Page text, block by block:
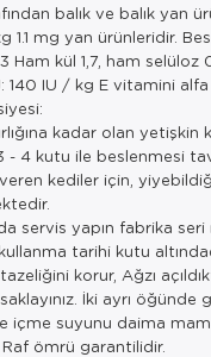
balık ve balık yan
1.1 mg yan ürünleridir.
Ham kül 1,7, ham
140 IU / kg E vitamini
kadar olan yetişkin
- 4 kutu ile beslenmesi
kediler için,
servis yapın fabrika
tarihi kutu
korur, Ağzı
İki ayrı
içme suyunu daima
ömrü garantilidir.